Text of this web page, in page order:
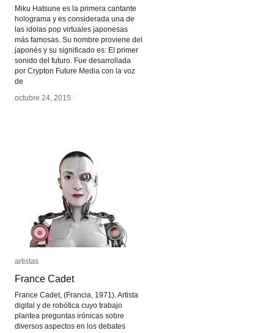
Miku Hatsune es la primera cantante
holograma y es considerada una de
las idolas pop virtuales japonesas
más famosas. Su nombre proviene del
japonés y su significado es: El primer
sonido del futuro. Fue desarrollada
por Crypton Future Media con la voz
de
octubre 24, 2015 /
octubre 24, 2015 /
artistas
France Cadet
France Cadet, (Francia, 1971). Artista
digital y de robótica cuyo trabajo
plantea preguntas irónicas sobre
diversos aspectos en los debates
artistas
France Cadet